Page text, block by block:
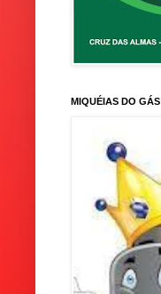
MIQUÉIAS DO GÁS